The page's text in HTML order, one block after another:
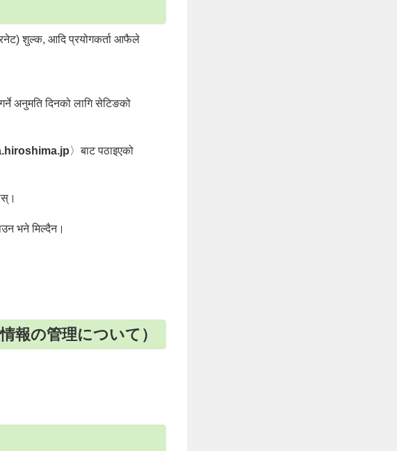
शुल्क, आदि प्रयोगकर्ता आफैले
अनुमति दिनको लागि सेटिङको
〉बाट पठाइएको
भने मिल्दैन।
情報の管理について）